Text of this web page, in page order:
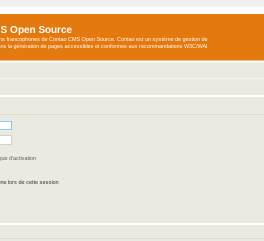
Open Source
francophones de Contao CMS Open Source. Contao est un système de gestion de
la génération de pages accessibles et conformes aux recommandations W3C/WAI
d’activation
lors de cette session